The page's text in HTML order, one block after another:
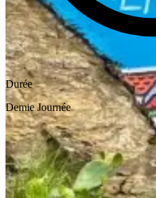
Durée
Demie Journée